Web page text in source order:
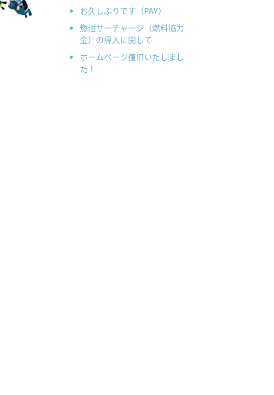
お久しぶりです（PAY）
燃油サーチャージ（燃料協力
金）の導入に関して
ホームページ復旧いたしまし
た！